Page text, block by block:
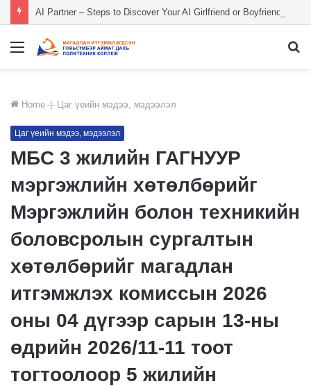
AI Partner – Steps to Discover Your AI Girlfriend or Boyfriend
Menu
Home -|- Цаг үеийн мэдээ, мэдээлэл
Цаг үеийн мэдээ, мэдээлэл
МБС 3 жилийн ГАГНУУР
мэргэжлийн хөтөлбөрийг
Мэргэжлийн болон техникийн
боловсролын сургалтын
хөтөлбөрийг магадлан
итгэмжлэх комиссын 2026
оны 04 дүгээр сарын 13-ны
өдрийн 2026/11-11 тоот
тогтоолоор 5 жилийн